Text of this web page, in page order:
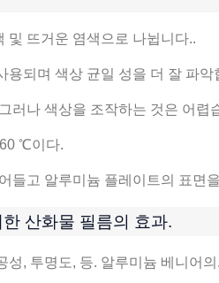
및 뜨거운 염색으로 나뉩니다..
용되며 색상 균일 성을 더 잘 파악
러나 색상을 조작하는 것은 어렵
℃이다.
들고 알루미늄 플레이트의 표면
산화물 필름의 효과.
성, 투명도, 등. 알루미늄 베니어의.